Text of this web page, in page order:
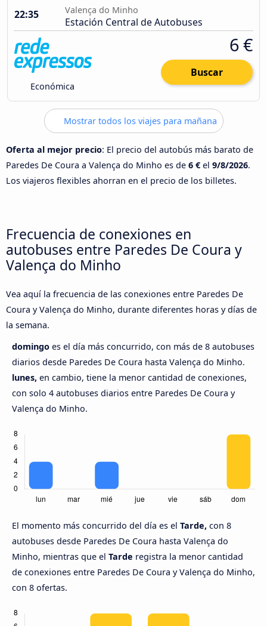
22:35
Valença do Minho
Estación Central de Autobuses
Económica
6 €
Buscar
Mostrar todos los viajes para mañana
Oferta al mejor precio: El precio del autobús más barato de
Paredes De Coura a Valença do Minho es de 6 € el 9/8/2026.
Los viajeros flexibles ahorran en el precio de los billetes.
Frecuencia de conexiones en
autobuses entre Paredes De Coura y
Valença do Minho
Vea aquí la frecuencia de las conexiones entre Paredes De
Coura y Valença do Minho, durante diferentes horas y días de
la semana.
domingo es el día más concurrido, con más de 8 autobuses
diarios desde Paredes De Coura hasta Valença do Minho.
lunes, en cambio, tiene la menor cantidad de conexiones,
con solo 4 autobuses diarios entre Paredes De Coura y
Valença do Minho.
El momento más concurrido del día es el Tarde, con 8
autobuses desde Paredes De Coura hasta Valença do
Minho, mientras que el Tarde registra la menor cantidad
de conexiones entre Paredes De Coura y Valença do Minho,
con 8 ofertas.